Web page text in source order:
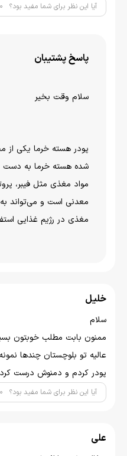
آیا این نظر برای شما مفید بود؟ 0
پاسخ پشتیبان
سلام وقت بخیر
پودر هسته خرما یکی از
شده هسته خرما به
مواد مغذی مثل فیبر،
معدنی است و می‌تواند
مغذی در رژیم غذایی
خلیل
سلام
ممنون بابت مطلب خوبتون
عالیه تو بلوچستان چندها
پودر کردم و دمنوش درست
آیا این نظر برای شما مفید بود؟ 0
علی